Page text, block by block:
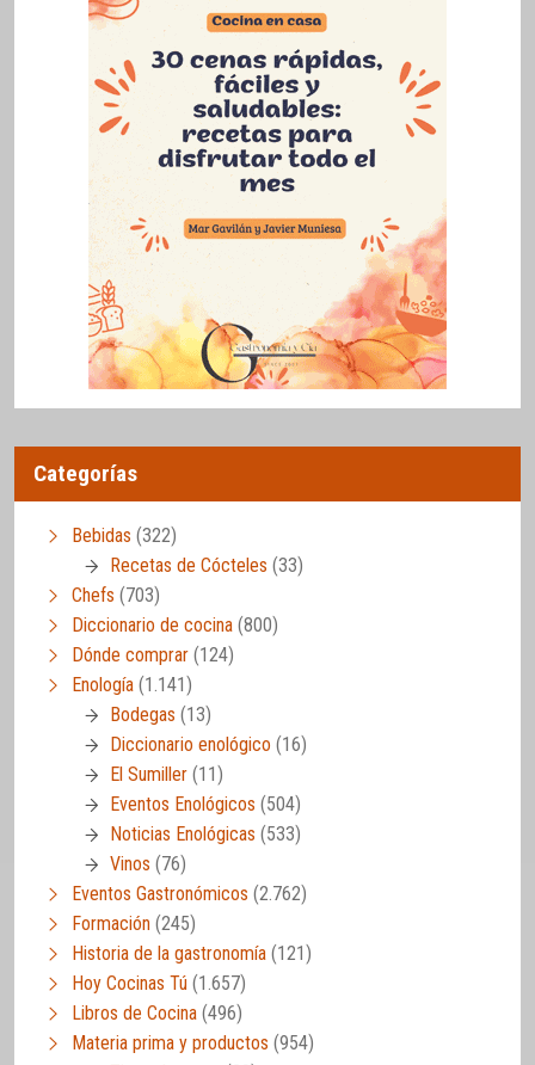
Categorías
Bebidas (322)
Recetas de Cócteles (33)
Chefs (703)
Diccionario de cocina (800)
Dónde comprar (124)
Enología (1.141)
Bodegas (13)
Diccionario enológico (16)
El Sumiller (11)
Eventos Enológicos (504)
Noticias Enológicas (533)
Vinos (76)
Eventos Gastronómicos (2.762)
Formación (245)
Historia de la gastronomía (121)
Hoy Cocinas Tú (1.657)
Libros de Cocina (496)
Materia prima y productos (954)